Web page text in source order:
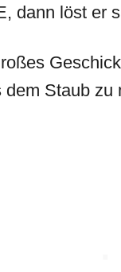
dann löst er
Staub